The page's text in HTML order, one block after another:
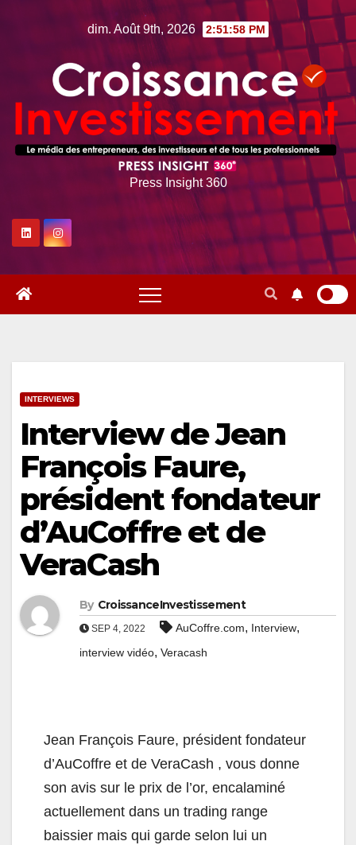
dim. Août 9th, 2026 2:51:59 PM
Press Insight 360
INTERVIEWS
Interview de Jean
François Faure,
président fondateur
d’AuCoffre et de
VeraCash
By CroissanceInvestissement
SEP 4, 2022 AuCoffre.com, Interview,
interview vidéo, Veracash
Jean François Faure, président fondateur
d’AuCoffre et de VeraCash , vous donne
son avis sur le prix de l’or, encalaminé
actuellement dans un trading range
baissier mais qui garde selon lui un